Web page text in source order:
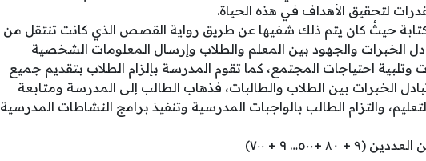
لتحقيق الأهداف في هذه الحياة.
الكتابة حيثُ كان يتم ذلك شفيها عن طريق رواية القصص الذي كانت تنتقل من
الخبرات والجهود بين المعلم والطلاب وإرسال المعلومات الشخصية
وتلبية احتياجات المجتمع، كما تقوم المدرسة بإلزام الطلاب بتقديم جميع
الخبرات بين الطلاب والطالبات، فذهاب الطالب إلى المدرسة ومتابعة
والتزام الطالب بالواجبات المدرسية وتنفيذ برامج النشاطات المدرسية
+٥٠٠… ٩ + ٧٠٠)